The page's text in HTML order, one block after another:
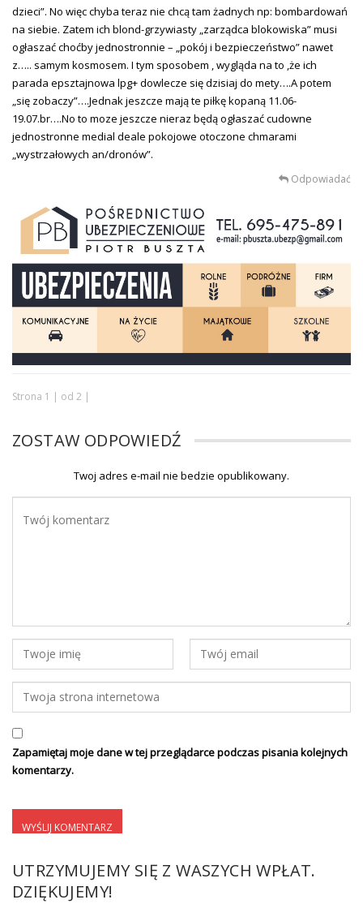
dzieci”. No więc chyba teraz nie chcą tam żadnych np: bombardowań
na siebie. Zatem ich blond-grzywiasty „zarządca blokowiska” musi
ogłaszać choćby jednostronnie – „pokój i bezpieczeństwo” nawet
z….. samym kosmosem. I tym sposobem , wygląda na to ,że ich
parada epsztajnowa lpg+ dowlecze się dzisiaj do mety….A potem
„się zobaczy”….Jednak jeszcze mają te piłkę kopaną 11.06-
19.07.br….No to moze jeszcze nieraz będą ogłaszać cudowne
jednostronne medial deale pokojowe otoczone chmarami
„wystrzałowych an/dronów”.
Odpowiadać
Strona 1 | od 2 |
ZOSTAW ODPOWIEDŹ
Twoj adres e-mail nie bedzie opublikowany.
Zapamiętaj moje dane w tej przeglądarce podczas pisania kolejnych
komentarzy.
UTRZYMUJEMY SIĘ Z WASZYCH WPŁAT.
DZIĘKUJEMY!